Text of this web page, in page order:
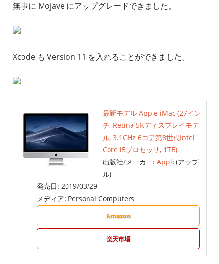
無事に Mojave にアップグレードできました。
Xcode も Version 11 を入れることができました。
最新モデル Apple iMac (27イン
チ, Retina 5Kディスプレイモデ
ル, 3.1GHz 6コア第8世代Intel
Core i5プロセッサ, 1TB)
出版社/メーカー: Apple(アップ
ル)
発売日: 2019/03/29
メディア: Personal Computers
Amazon
楽天市場